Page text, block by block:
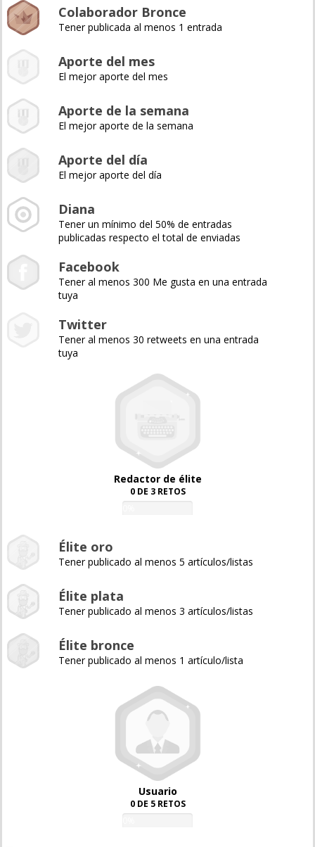
Colaborador Bronce
Tener publicada al menos 1 entrada
Aporte del mes
El mejor aporte del mes
Aporte de la semana
El mejor aporte de la semana
Aporte del día
El mejor aporte del día
Diana
Tener un mínimo del 50% de entradas
publicadas respecto el total de enviadas
Facebook
Tener al menos 300 Me gusta en una entrada
tuya
Twitter
Tener al menos 30 retweets en una entrada
tuya
Redactor de élite
0 DE 3 RETOS
Élite oro
Tener publicado al menos 5 artículos/listas
Élite plata
Tener publicado al menos 3 artículos/listas
Élite bronce
Tener publicado al menos 1 artículo/lista
Usuario
0 DE 5 RETOS